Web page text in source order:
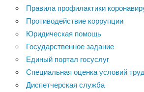
Правила профилактики
Противодействие коррупции
Юридическая помощь
Государственное задание
Единый портал госуслуг
Специальная оценка условий
Диспетчерская служба